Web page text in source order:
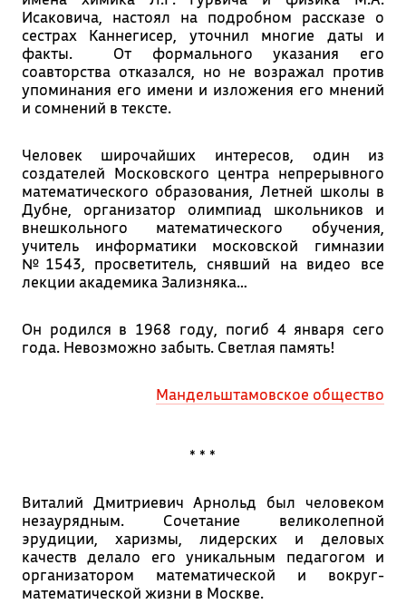
Исаковича, настоял на подробном рассказе о
сестрах Каннегисер, уточнил многие даты и
факты. От формального указания его
соавторства отказался, но не возражал против
упоминания его имени и изложения его мнений
и сомнений в тексте.
Человек широчайших интересов, один из
создателей Московского центра непрерывного
математического образования, Летней школы в
Дубне, организатор олимпиад школьников и
внешкольного математического обучения,
учитель информатики московской гимназии
№1543, просветитель, снявший на видео все
лекции академика Зализняка…
Он родился в 1968 году, погиб 4 января сего
года. Невозможно забыть. Светлая память!
Мандельштамовское общество
* * *
Виталий Дмитриевич Арнольд был человеком
незаурядным. Сочетание великолепной
эрудиции, харизмы, лидерских и деловых
качеств делало его уникальным педагогом и
организатором математической и вокруг-
математической жизни в Москве.